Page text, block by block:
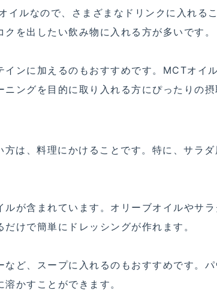
イルなので、さまざまなドリンクに入れる
を出したい飲み物に入れる方が多いです。
インに加えるのもおすすめです。MCTオイ
ングを目的に取り入れる方にぴったりの摂
は、料理にかけることです。特に、サラ
ルが含まれています。オリーブオイルやサ
けで簡単にドレッシングが作れます。
など、スープに入れるのもおすすめです。
かすことができます。